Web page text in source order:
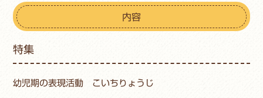
内容
特集
幼児期の表現活動 こいちりょうじ